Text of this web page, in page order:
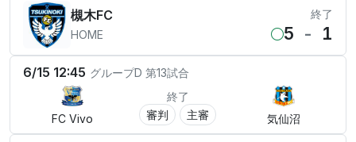
槻木FC
HOME
終了
5 - 1
6/15 12:45 グループD 第13試合
FC Vivo
終了
審判
主審 気仙沼